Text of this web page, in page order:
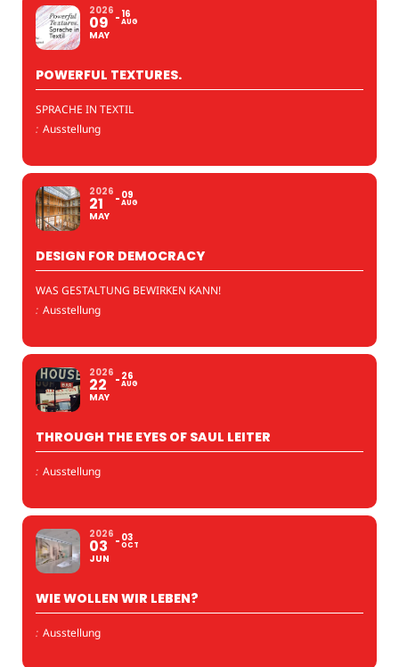
2026
09
MAY
16
AUG
POWERFUL TEXTURES.
SPRACHE IN TEXTIL
: Ausstellung
2026
21
MAY
09
AUG
DESIGN FOR DEMOCRACY
WAS GESTALTUNG BEWIRKEN KANN!
: Ausstellung
2026
22
MAY
26
AUG
THROUGH THE EYES OF SAUL LEITER
: Ausstellung
2026
03
JUN
03
OCT
WIE WOLLEN WIR LEBEN?
: Ausstellung